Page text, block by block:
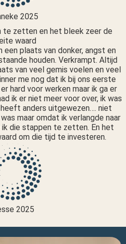
2025
te zetten en het bleek zeer de
waard
een plaats van donker, angst en
houden. Verkrampt. Altijd
van veel gemis voelen en veel
me nog dat ik bij ons eerste
hard voor werken maar ik ga er
ik er niet meer voor over, ik was
anders uitgewezen…. niet
maar omdat ik verlangde naar
ik die stappen te zetten. En het
om die tijd te investeren.
2025